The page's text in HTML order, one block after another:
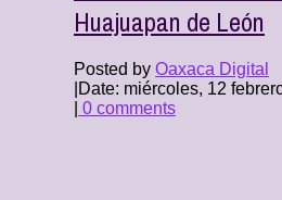
Huajuapan de León
Posted by Oaxaca Digital
Date: miércoles, 12
0 comments